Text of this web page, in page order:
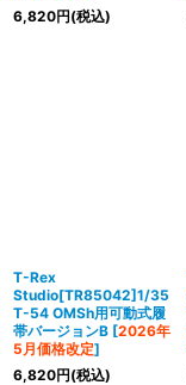
6,820円(税込)
T-Rex
Studio[TR85042]1/35
T-54 OMSh用可動式履
帯バージョンB [2026年
5月価格改定]
6,820円(税込)